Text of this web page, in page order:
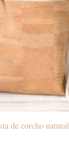
de corcho natural